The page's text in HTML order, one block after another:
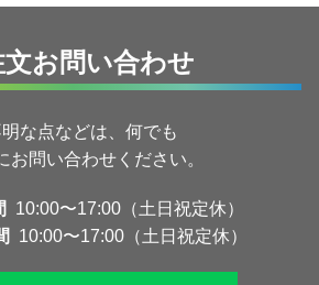
文お問い合わせ
明な点などは、何でも
お問い合わせください。
10:00〜17:00（土日祝定休）
10:00〜17:00（土日祝定休）